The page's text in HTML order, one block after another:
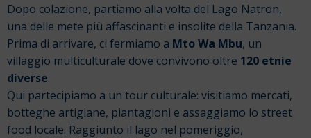
Dopo colazione, partiamo alla volta del Lago Natron,
una delle mete più affascinanti e insolite della Tanzania.
Prima di arrivare, ci fermiamo a Mto Wa Mbu, un
villaggio multiculturale dove convivono oltre 120 etnie
diverse.
Qui partecipiamo a un tour culturale: visitiamo mercati,
botteghe artigiane, piantagioni e assaggiamo lo street
food locale. Raggiunto il lago nel pomeriggio,